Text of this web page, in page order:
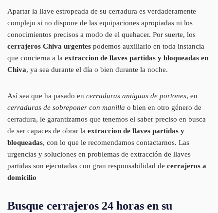
Apartar la llave estropeada de su cerradura es verdaderamente
complejo si no dispone de las equipaciones apropiadas ni los
conocimientos precisos a modo de el quehacer. Por suerte, los
cerrajeros Chiva urgentes podemos auxiliarlo en toda instancia
que concierna a la extraccion de llaves partidas y bloqueadas en
Chiva, ya sea durante el día o bien durante la noche.
Así sea que ha pasado en cerraduras antiguas de portones, en
cerraduras de sobreponer con manilla o bien en otro género de
cerradura, le garantizamos que tenemos el saber preciso en busca
de ser capaces de obrar la extraccion de llaves partidas y
bloqueadas, con lo que le recomendamos contactarnos. Las
urgencias y soluciones en problemas de extracción de llaves
partidas son ejecutadas con gran responsabilidad de cerrajeros a
domicilio
Busque cerrajeros 24 horas en su